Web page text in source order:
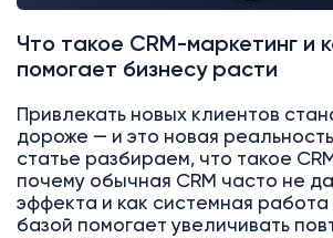
Что такое CRM-маркетинг и
помогает бизнесу расти
Привлекать новых клиентов
дороже — и это новая
статье разбираем, что такое
почему обычная CRM часто не
эффекта и как системная работа
базой помогает увеличивать